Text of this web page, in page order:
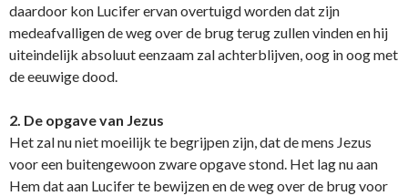
daardoor kon Lucifer ervan overtuigd worden dat zijn
medeafvalligen de weg over de brug terug zullen vinden en hij
uiteindelijk absoluut eenzaam zal achterblijven, oog in oog met
de eeuwige dood.
2. De opgave van Jezus
Het zal nu niet moeilijk te begrijpen zijn, dat de mens Jezus
voor een buitengewoon zware opgave stond. Het lag nu aan
Hem dat aan Lucifer te bewijzen en de weg over de brug voor